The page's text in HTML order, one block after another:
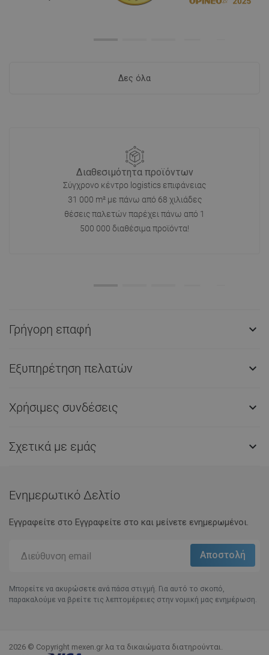
Δες όλα
Διαθεσιμότητα προϊόντων
Σύγχρονο κέντρο logistics επιφάνειας
31 000 m² με πάνω από 68 χιλιάδες
θέσεις παλετών παρέχει πάνω από 1
500 000 διαθέσιμα προϊόντα!
Γρήγορη επαφή 
Εξυπηρέτηση πελατών 
Χρήσιμες συνδέσεις 
Σχετικά με εμάς 
Ενημερωτικό Δελτίο
Εγγραφείτε στο Eγγραφείτε στο και μείνετε ενημερωμένοι.
Μπορείτε να ακυρώσετε ανά πάσα στιγμή. Για αυτό το σκοπό,
παρακαλούμε να βρείτε τις λεπτομέρειες στην νομική μας ενημέρωση.
2026 © Copyright mexen.gr λα τα δικαιώματα διατηρούνται.